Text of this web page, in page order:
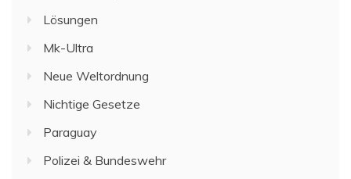
Lösungen
Mk-Ultra
Neue Weltordnung
Nichtige Gesetze
Paraguay
Polizei & Bundeswehr